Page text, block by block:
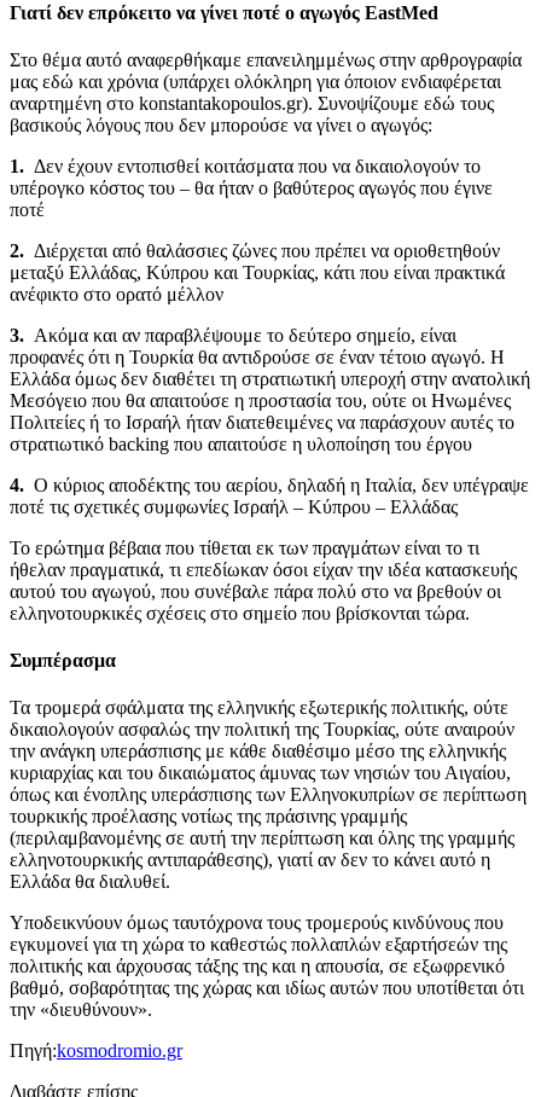
Γιατί δεν επρόκειτο να γίνει ποτέ ο αγωγός EastMed
Στο θέμα αυτό αναφερθήκαμε επανειλημμένως στην αρθρογραφία
μας εδώ και χρόνια (υπάρχει ολόκληρη για όποιον ενδιαφέρεται
αναρτημένη στο konstantakopoulos.gr). Συνοψίζουμε εδώ τους
βασικούς λόγους που δεν μπορούσε να γίνει ο αγωγός:
1. Δεν έχουν εντοπισθεί κοιτάσματα που να δικαιολογούν το
υπέρογκο κόστος του – θα ήταν ο βαθύτερος αγωγός που έγινε
ποτέ
2. Διέρχεται από θαλάσσιες ζώνες που πρέπει να οριοθετηθούν
μεταξύ Ελλάδας, Κύπρου και Τουρκίας, κάτι που είναι πρακτικά
ανέφικτο στο ορατό μέλλον
3. Ακόμα και αν παραβλέψουμε το δεύτερο σημείο, είναι
προφανές ότι η Τουρκία θα αντιδρούσε σε έναν τέτοιο αγωγό. Η
Ελλάδα όμως δεν διαθέτει τη στρατιωτική υπεροχή στην ανατολική
Μεσόγειο που θα απαιτούσε η προστασία του, ούτε οι Ηνωμένες
Πολιτείες ή το Ισραήλ ήταν διατεθειμένες να παράσχουν αυτές το
στρατιωτικό backing που απαιτούσε η υλοποίηση του έργου
4. Ο κύριος αποδέκτης του αερίου, δηλαδή η Ιταλία, δεν υπέγραψε
ποτέ τις σχετικές συμφωνίες Ισραήλ – Κύπρου – Ελλάδας
Το ερώτημα βέβαια που τίθεται εκ των πραγμάτων είναι το τι
ήθελαν πραγματικά, τι επεδίωκαν όσοι είχαν την ιδέα κατασκευής
αυτού του αγωγού, που συνέβαλε πάρα πολύ στο να βρεθούν οι
ελληνοτουρκικές σχέσεις στο σημείο που βρίσκονται τώρα.
Συμπέρασμα
Τα τρομερά σφάλματα της ελληνικής εξωτερικής πολιτικής, ούτε
δικαιολογούν ασφαλώς την πολιτική της Τουρκίας, ούτε αναιρούν
την ανάγκη υπεράσπισης με κάθε διαθέσιμο μέσο της ελληνικής
κυριαρχίας και του δικαιώματος άμυνας των νησιών του Αιγαίου,
όπως και ένοπλης υπεράσπισης των Ελληνοκυπρίων σε περίπτωση
τουρκικής προέλασης νοτίως της πράσινης γραμμής
(περιλαμβανομένης σε αυτή την περίπτωση και όλης της γραμμής
ελληνοτουρκικής αντιπαράθεσης), γιατί αν δεν το κάνει αυτό η
Ελλάδα θα διαλυθεί.
Υποδεικνύουν όμως ταυτόχρονα τους τρομερούς κινδύνους που
εγκυμονεί για τη χώρα το καθεστώς πολλαπλών εξαρτήσεών της
πολιτικής και άρχουσας τάξης της και η απουσία, σε εξωφρενικό
βαθμό, σοβαρότητας της χώρας και ιδίως αυτών που υποτίθεται ότι
την «διευθύνουν».
Πηγή:kosmodromio.gr
Διαβάστε επίσης